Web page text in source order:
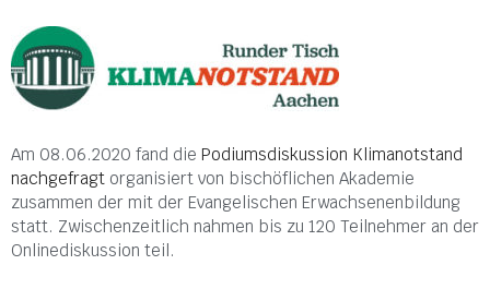
Am 08.06.2020 fand die Podiumsdiskussion Klimanotstand
nachgefragt organisiert von bischöflichen Akademie
zusammen der mit der Evangelischen Erwachsenenbildung
statt. Zwischenzeitlich nahmen bis zu 120 Teilnehmer an der
Onlinediskussion teil.